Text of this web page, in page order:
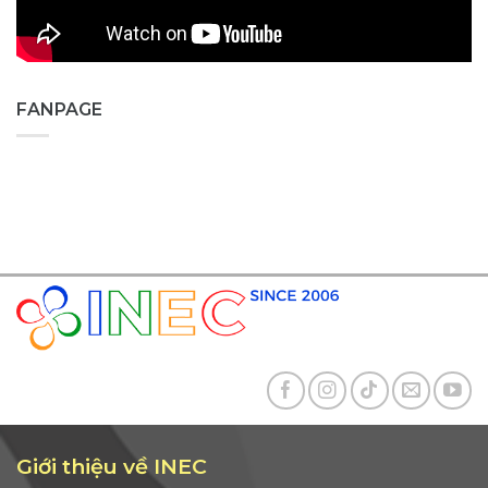
FANPAGE
Giới thiệu về INEC